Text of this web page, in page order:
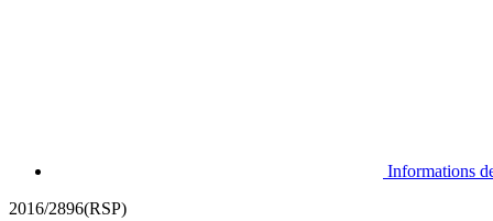
Informations
2016/2896(RSP)